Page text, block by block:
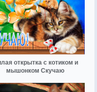
открытка с котиком и
мышонком Скучаю